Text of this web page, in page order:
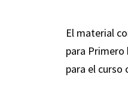
El material
para Primero
para el